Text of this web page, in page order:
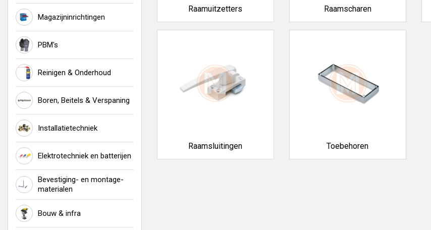
Magazijninrichtingen
PBM's
Reinigen & Onderhoud
Boren, Beitels & Verspaning
Installatietechniek
Elektrotechniek en batterijen
Bevestiging- en montage-
materialen
Bouw & infra
Raamuitzetters Raamscharen
Raamsluitingen Toebehoren